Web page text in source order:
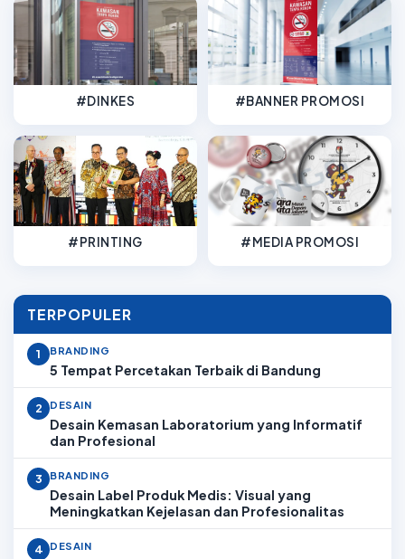
#DINKES #BANNER PROMOSI
#PRINTING #MEDIA PROMOSI
TERPOPULER
1 BRANDING
5 Tempat Percetakan Terbaik di Bandung
2 DESAIN
Desain Kemasan Laboratorium yang Informatif
dan Profesional
3 BRANDING
Desain Label Produk Medis: Visual yang
Meningkatkan Kejelasan dan Profesionalitas
4 DESAIN